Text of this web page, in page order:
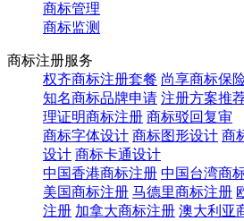
商标管理
商标监测
商标注册服务
权齐商标注册套餐 尚享商标保
知名商标品牌申请 注册方案推
理证明商标注册 商标驳回复审
商标字体设计 商标图形设计 商
设计 商标卡通设计
中国香港商标注册 中国台湾商
美国商标注册 马德里商标注册
注册 加拿大商标注册 澳大利亚